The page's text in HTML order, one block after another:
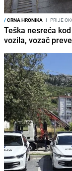
/CRNA HRONIKA I PRIJE
Teška nesreća
vozila, vozač